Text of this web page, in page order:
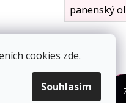
cookies zde.
Souhlasím
panenský
Vše o Keto dietě